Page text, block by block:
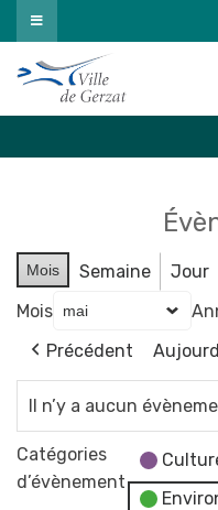
Passer
au
contenu
Mois Semaine
Jour
Mois
Précédent
Il n’y a aucun
Catégories
d’évènement